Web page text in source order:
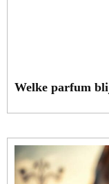
Welke parfum